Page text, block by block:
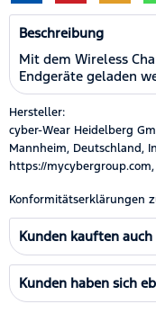
Beschreibung
Mit dem Wireless
Endgeräte geladen
Hersteller:
cyber-Wear Heidelberg
Mannheim, Deutschland,
https://
Konformitätserklärungen
Kunden kauften auch
Kunden haben sich